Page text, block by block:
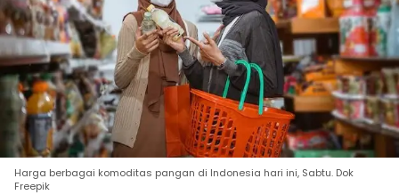
Harga berbagai komoditas pangan di Indonesia hari ini, Sabtu. Dok
Freepik